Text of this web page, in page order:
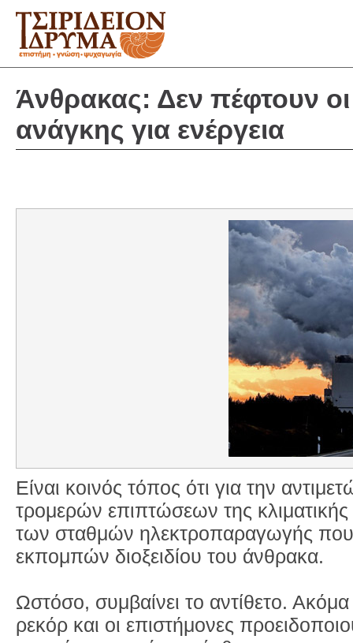
Άνθρακας: Δεν πέφτουν οι
ανάγκης για ενέργεια
Είναι κοινός τόπος ότι για την
τρομερών επιπτώσεων της
των σταθμών ηλεκτροπαραγωγής
εκπομπών διοξειδίου του άνθρακα.
Ωστόσο, συμβαίνει το αντίθετο.
ρεκόρ και οι επιστήμονες